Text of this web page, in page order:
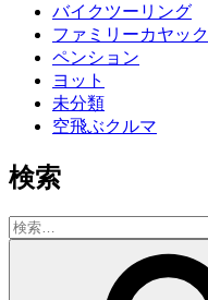
バイクツーリング
ファミリーカヤック
ペンション
ヨット
未分類
空飛ぶクルマ
検索
検